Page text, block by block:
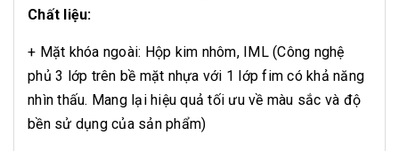
Chất liệu:
+ Mặt khóa ngoài: Hộp kim nhôm, IML (Công nghệ
phủ 3 lớp trên bề mặt nhựa với 1 lớp fim có khả năng
nhìn thấu. Mang lại hiệu quả tối ưu về màu sắc và độ
bền sử dụng của sản phẩm)